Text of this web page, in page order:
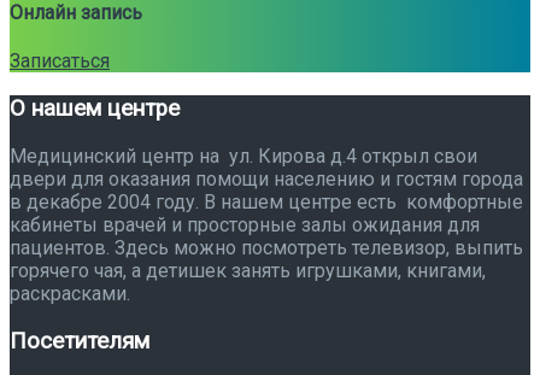
Онлайн запись
Записаться
О нашем центре
Медицинский центр на ул. Кирова д.4 открыл свои
двери для оказания помощи населению и гостям города
в декабре 2004 году. В нашем центре есть комфортные
кабинеты врачей и просторные залы ожидания для
пациентов. Здесь можно посмотреть телевизор, выпить
горячего чая, а детишек занять игрушками, книгами,
раскрасками.
Посетителям